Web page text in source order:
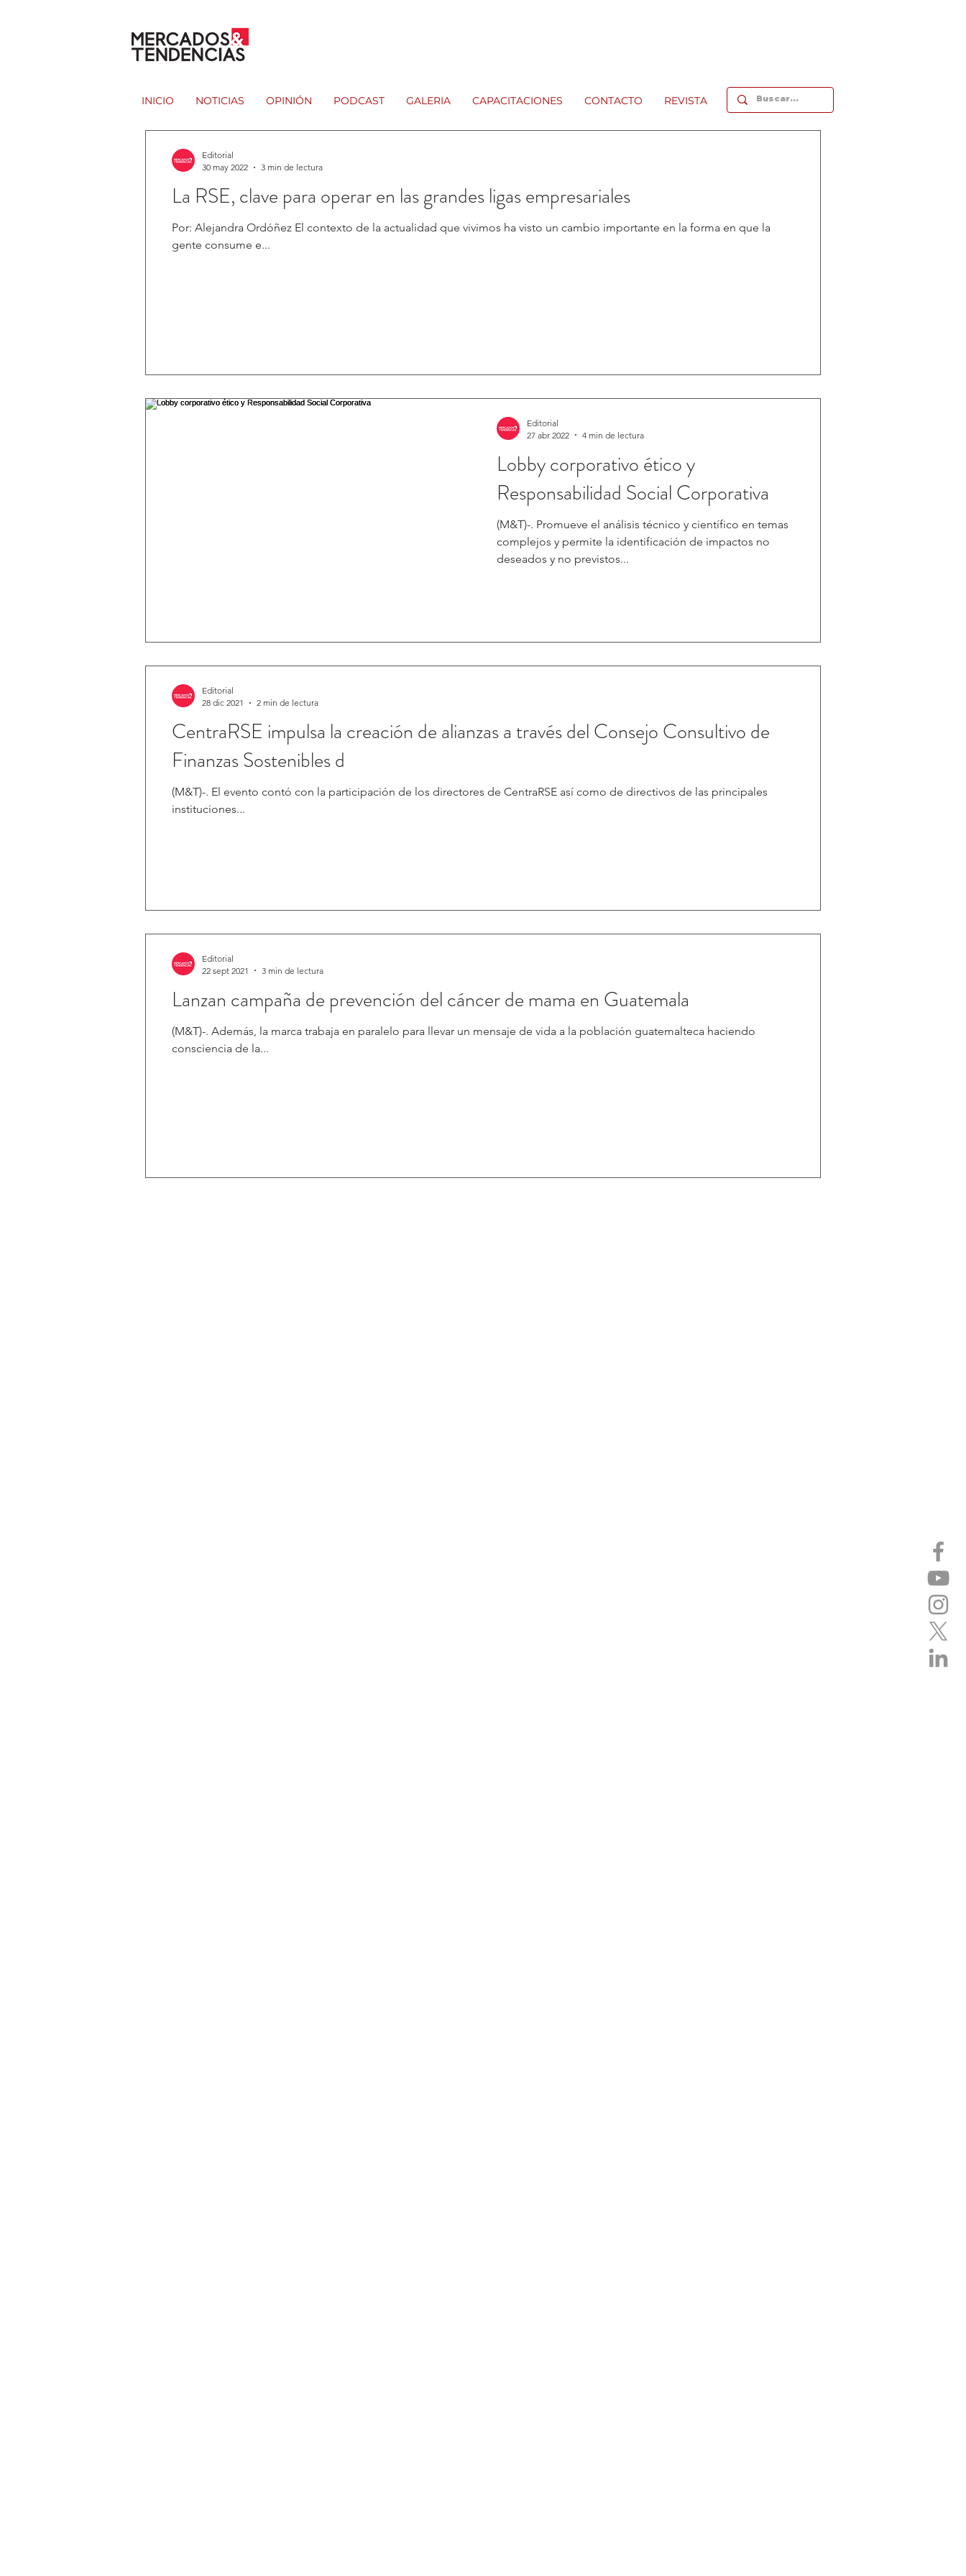
INICIO NOTICIAS OPINIÓN PODCAST GALERIA CAPACITACIONES CONTACTO REVISTA
La RSE, clave para operar en las grandes ligas empresariales
Por: Alejandra Ordóñez El contexto de la actualidad que vivimos ha visto un cambio importante en la forma en que la
gente consume e...
Editorial
30 may 2022
3 min de lectura
Lobby corporativo ético y
Responsabilidad Social Corporativa
(M&T)-. Promueve el análisis técnico y científico en temas
complejos y permite la identificación de impactos no
deseados y no previstos...
Editorial
27 abr 2022
4 min de lectura
CentraRSE impulsa la creación de alianzas a través del Consejo Consultivo de
Finanzas Sostenibles d
(M&T)-. El evento contó con la participación de los directores de CentraRSE así como de directivos de las principales
instituciones...
Editorial
28 dic 2021
2 min de lectura
Lanzan campaña de prevención del cáncer de mama en Guatemala
(M&T)-. Además, la marca trabaja en paralelo para llevar un mensaje de vida a la población guatemalteca haciendo
consciencia de la...
Editorial
22 sept 2021
3 min de lectura